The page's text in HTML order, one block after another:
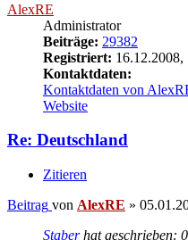
AlexRE
Administrator
Beiträge: 29382
Registriert: 16.12.2008,
Kontaktdaten:
Kontaktdaten von
Website
Re: Deutschland
Zitieren
Beitrag von AlexRE »
Staberhat geschrieben: